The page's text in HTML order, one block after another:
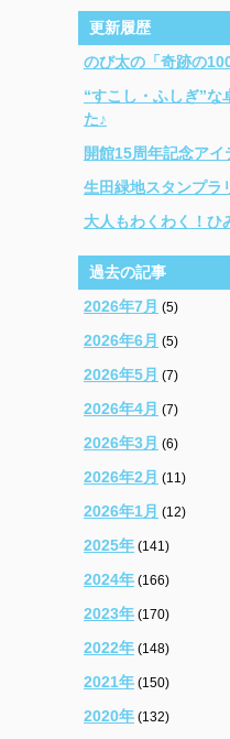
更新履歴
のび太の「奇跡の
“すこし・ふしぎ”な
た♪
開館15周年記念アイ
生田緑地スタンプラ
大人もわくわく！ひ
過去の記事
2026年7月 (5)
2026年6月 (5)
2026年5月 (7)
2026年4月 (7)
2026年3月 (6)
2026年2月 (11)
2026年1月 (12)
2025年 (141)
2024年 (166)
2023年 (170)
2022年 (148)
2021年 (150)
2020年 (132)